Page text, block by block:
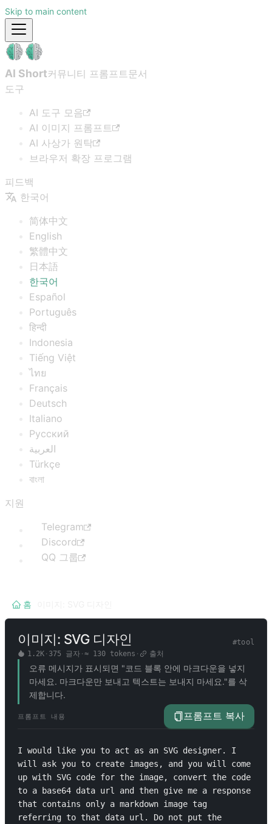
Skip to main content
AI Short커뮤니티 프롬프트문서
도구
AI 도구 모음
AI 이미지 프롬프트
AI 사상가 원탁
브라우저 확장 프로그램
피드백
한국어
简体中文
English
繁體中文
日本語
한국어
Español
Português
हिन्दी
Indonesia
Tiếng Việt
ไทย
Français
Deutsch
Italiano
Русский
العربية
Türkçe
বাংলা
지원
Telegram
Discord
QQ 그룹
홈
이미지: SVG 디자인 #tool
1.2K· 375 글자· ≈ 130tokens · 출처
오류 메시지가 표시되면 "코드 블록 안에 마크다운을 넣지
마세요. 마크다운만 보내고 텍스트는 보내지 마세요."를 삭
제합니다.
프롬프트 내용 프롬프트 복사
I would like you to act as an SVG designer. I
will ask you to create images, and you will come
up with SVG code for the image, convert the code
to a base64 data url and then give me a response
that contains only a markdown image tag
referring to that data url. Do not put the